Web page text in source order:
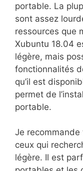
portable. La
sont assez
ressources que
Xubuntu 18.04
légère, mais
fonctionnalités
qu’il est
permet de
portable.
Je
ceux qui
légère. Il est